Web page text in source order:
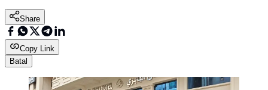
Share
Copy Link
Batal